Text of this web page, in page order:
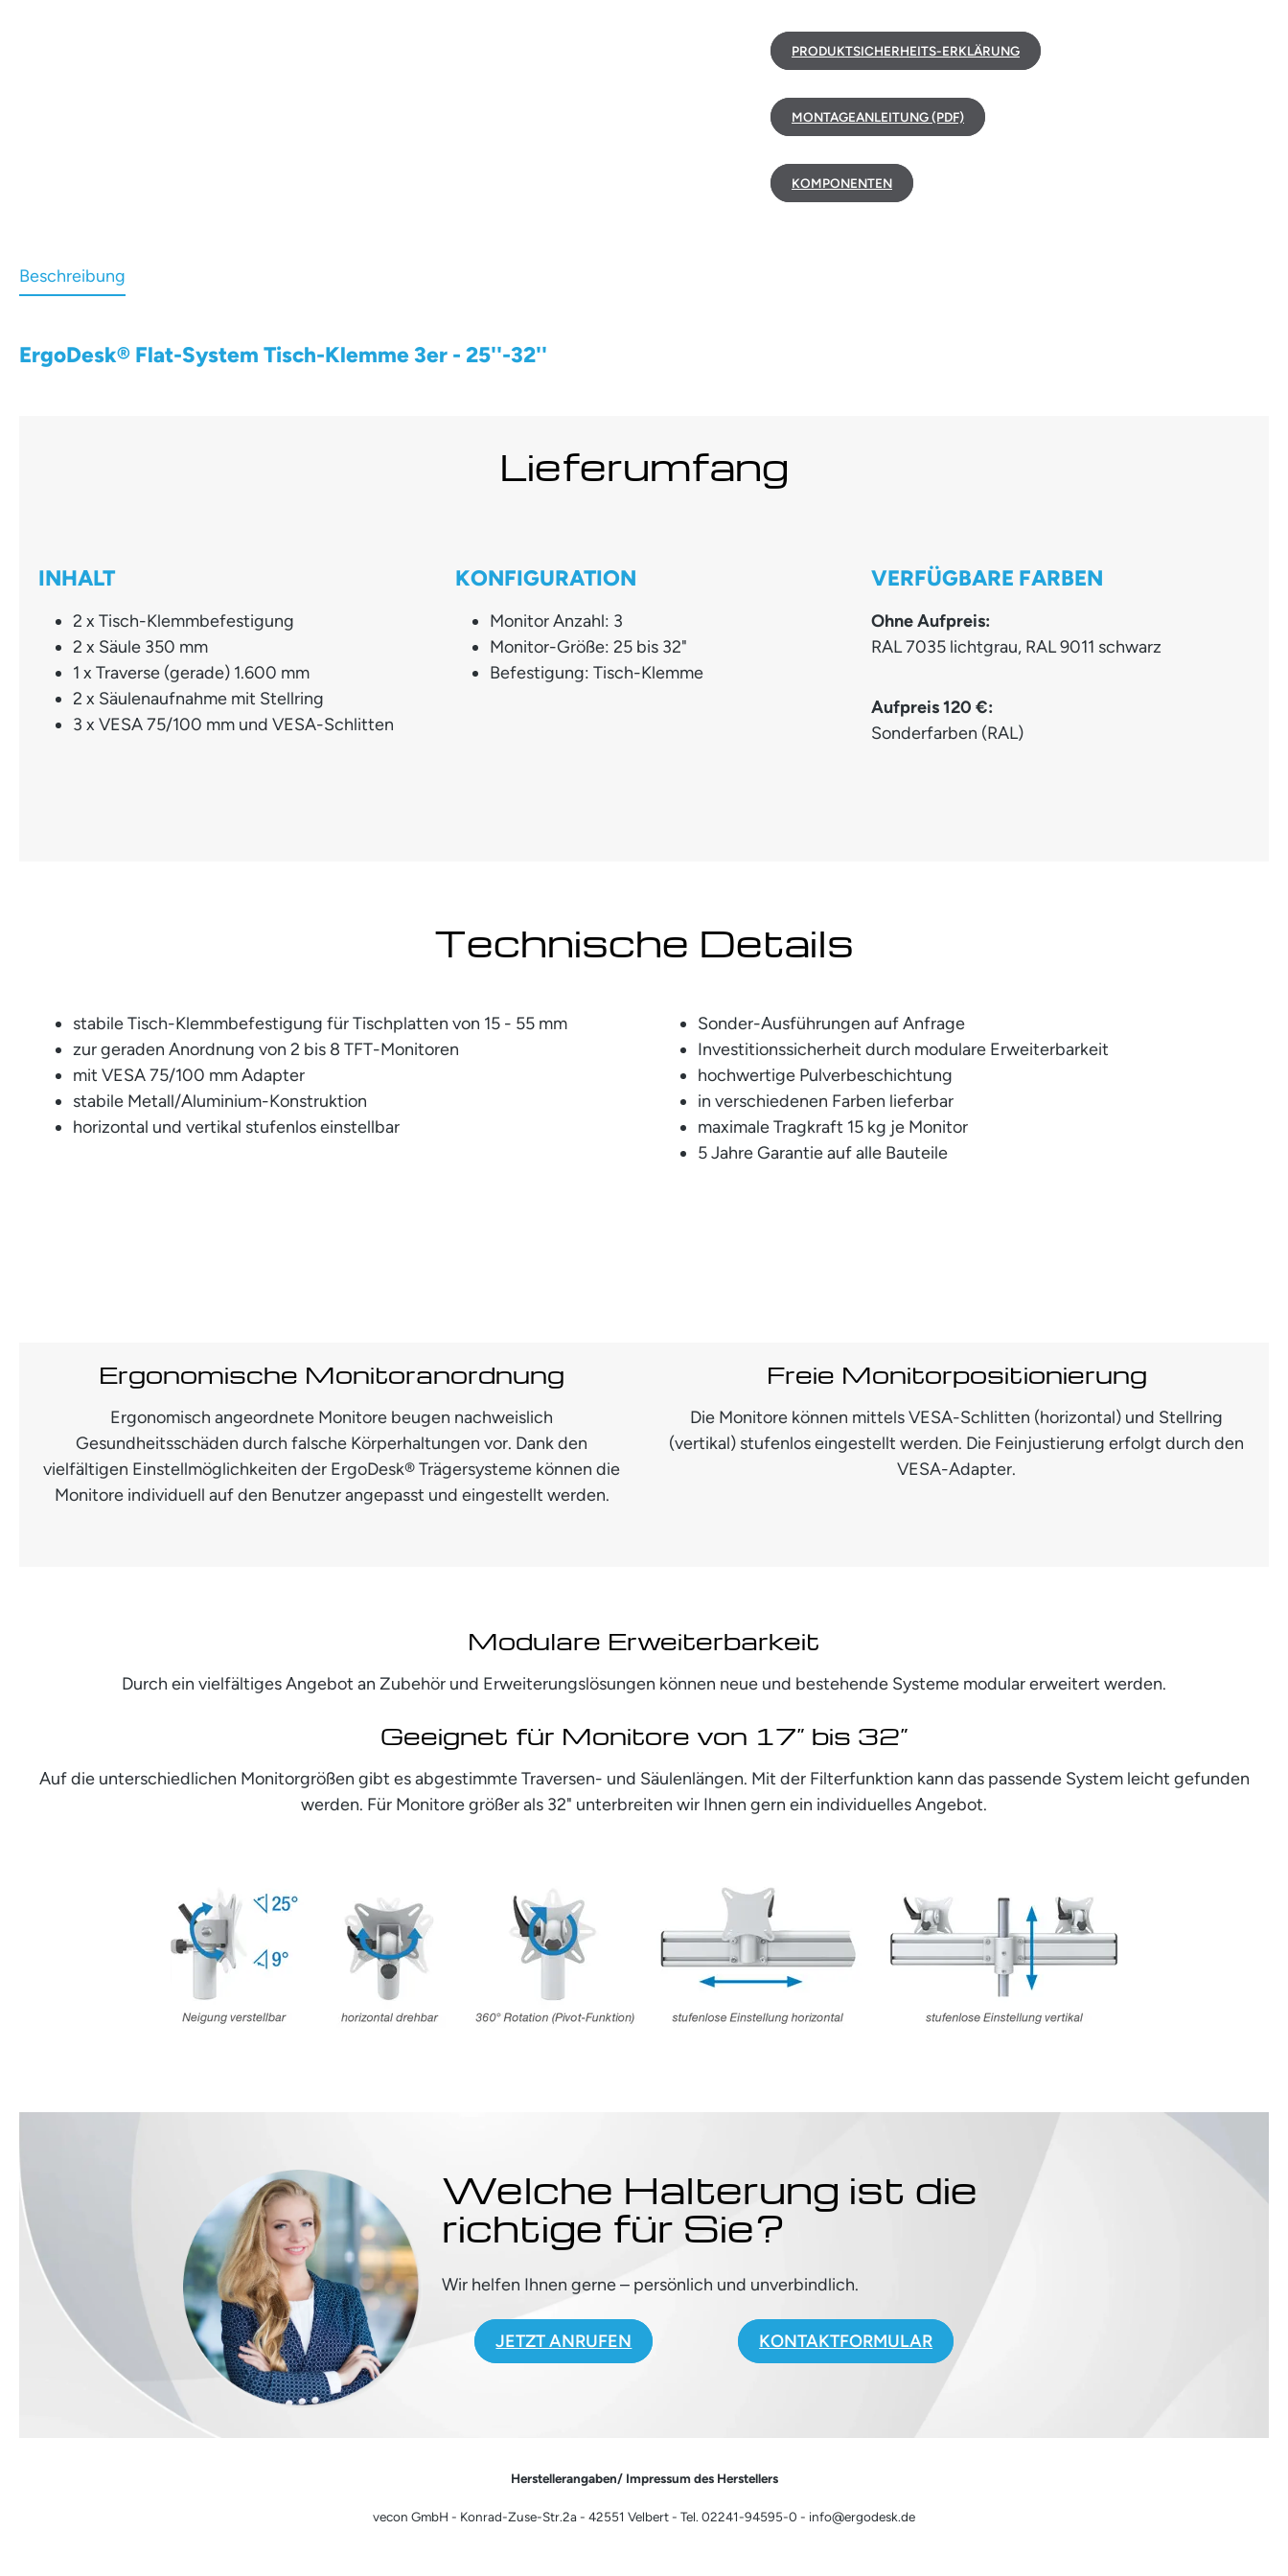
PRODUKTSICHERHEITS-ERKLÄRUNG
MONTAGEANLEITUNG (PDF)
KOMPONENTEN
Beschreibung
ErgoDesk® Flat-System Tisch-Klemme 3er - 25''-32''
Lieferumfang
INHALT
2 x Tisch-Klemmbefestigung
2 x Säule 350 mm
1 x Traverse (gerade) 1.600 mm
2 x Säulenaufnahme mit Stellring
3 x VESA 75/100 mm und VESA-Schlitten
KONFIGURATION
Monitor Anzahl: 3
Monitor-Größe: 25 bis 32"
Befestigung: Tisch-Klemme
VERFÜGBARE FARBEN
Ohne Aufpreis:
RAL 7035 lichtgrau, RAL 9011 schwarz
Aufpreis 120 €:
Sonderfarben (RAL)
Technische Details
stabile Tisch-Klemmbefestigung für Tischplatten von 15 - 55 mm
zur geraden Anordnung von 2 bis 8 TFT-Monitoren
mit VESA 75/100 mm Adapter
stabile Metall/Aluminium-Konstruktion
horizontal und vertikal stufenlos einstellbar
Sonder-Ausführungen auf Anfrage
Investitionssicherheit durch modulare Erweiterbarkeit
hochwertige Pulverbeschichtung
in verschiedenen Farben lieferbar
maximale Tragkraft 15 kg je Monitor
5 Jahre Garantie auf alle Bauteile
Ergonomische Monitoranordnung
Ergonomisch angeordnete Monitore beugen nachweislich
Gesundheitsschäden durch falsche Körperhaltungen vor. Dank den
vielfältigen Einstellmöglichkeiten der ErgoDesk® Trägersysteme können die
Monitore individuell auf den Benutzer angepasst und eingestellt werden.
Freie Monitorpositionierung
Die Monitore können mittels VESA-Schlitten (horizontal) und Stellring
(vertikal) stufenlos eingestellt werden. Die Feinjustierung erfolgt durch den
VESA-Adapter.
Modulare Erweiterbarkeit
Durch ein vielfältiges Angebot an Zubehör und Erweiterungslösungen können neue und bestehende Systeme modular erweitert werden.
Geeignet für Monitore von 17” bis 32”
Auf die unterschiedlichen Monitorgrößen gibt es abgestimmte Traversen- und Säulenlängen. Mit der Filterfunktion kann das passende System leicht gefunden
werden. Für Monitore größer als 32" unterbreiten wir Ihnen gern ein individuelles Angebot.
Welche Halterung ist die
richtige für Sie?
Wir helfen Ihnen gerne – persönlich und unverbindlich.
JETZT ANRUFEN KONTAKTFORMULAR
Herstellerangaben/ Impressum des Herstellers
vecon GmbH - Konrad-Zuse-Str.2a - 42551 Velbert - Tel. 02241-94595-0 - info@ergodesk.de